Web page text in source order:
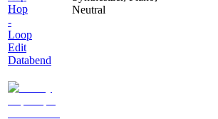
Hop
-
Loop
Edit
Databend
Neutral